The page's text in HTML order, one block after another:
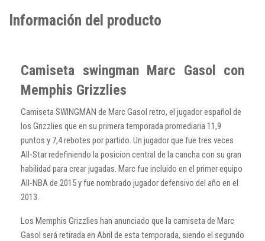
Información del producto
Camiseta swingman Marc Gasol con
Memphis Grizzlies
Camiseta SWINGMAN de Marc Gasol retro, el jugador español de
los Grizzlies que en su primera temporada promediaria 11,9
puntos y 7,4 rebotes por partido. Un jugador que fue tres veces
All-Star redefiniendo la posicion central de la cancha con su gran
habilidad para crear jugadas. Marc fue incluido en el primer equipo
All-NBA de 2015 y fue nombrado jugador defensivo del año en el
2013.
Los Memphis Grizzlies han anunciado que la camiseta de Marc
Gasol será retirada en Abril de esta temporada, siendo el segundo